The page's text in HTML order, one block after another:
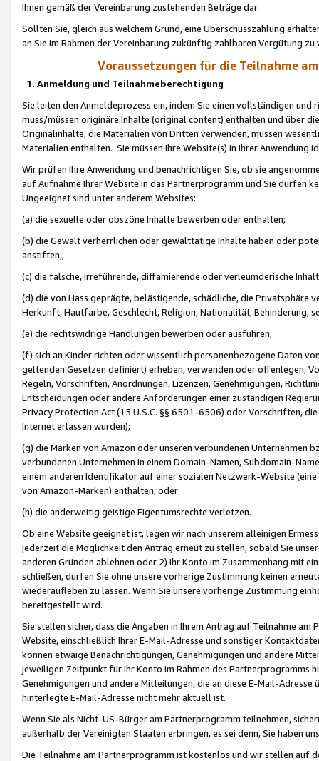
Ihnen gemäß der Vereinbarung zustehenden Beträge dar.
Sollten Sie, gleich aus welchem Grund, eine Überschusszahlung
an Sie im Rahmen der Vereinbarung zukünftig zahlbaren Vergütung zu
Voraussetzungen für die Teilnahme
1. Anmeldung und Teilnahmeberechtigung
Sie leiten den Anmeldeprozess ein, indem Sie einen vollständigen
muss/müssen originäre Inhalte (original content) enthalten und über
Originalinhalte, die Materialien von Dritten verwenden, müssen
Materialien enthalten. Sie müssen Ihre Website(s) in Ihrer Anwendung
Wir prüfen Ihre Anwendung und benachrichtigen Sie, ob sie
auf Aufnahme Ihrer Website in das Partnerprogramm und Sie dürfen
Ungeeignet sind unter anderem Websites:
(a) die sexuelle oder obszöne Inhalte bewerben oder enthalten;
(b) die Gewalt verherrlichen oder gewalttätige Inhalte haben oder
anstiften,;
(c) die falsche, irreführende, diffamierende oder verleumderische
(d) die von Hass geprägte, belästigende, schädliche, die Privatsphäre
Herkunft, Hautfarbe, Geschlecht, Religion, Nationalität, Behinderung,
(e) die rechtswidrige Handlungen bewerben oder ausführen;
(f) sich an Kinder richten oder wissentlich personenbezogene Daten
geltenden Gesetzen definiert) erheben, verwenden oder offenlegen,
Regeln, Vorschriften, Anordnungen, Lizenzen, Genehmigungen,
Entscheidungen oder andere Anforderungen einer zuständigen
Privacy Protection Act (15 U.S.C. §§ 6501-6506) oder Vorschriften,
Internet erlassen wurden);
(g) die Marken von Amazon oder unseren verbundenen Unternehmen
verbundenen Unternehmen in einem Domain-Namen, Subdomain-
einem anderen Identifikator auf einer sozialen Netzwerk-Website
von Amazon-Marken) enthalten; oder
(h) die anderweitig geistige Eigentumsrechte verletzen.
Ob eine Website geeignet ist, legen wir nach unserem alleinigen
jederzeit die Möglichkeit den Antrag erneut zu stellen, sobald Sie
anderen Gründen ablehnen oder 2) Ihr Konto im Zusammenhang mit
schließen, dürfen Sie ohne unsere vorherige Zustimmung keinen
wiederaufleben zu lassen. Wenn Sie unsere vorherige Zustimmung
bereitgestellt wird.
Sie stellen sicher, dass die Angaben in Ihrem Antrag auf Teilnahme
Website, einschließlich Ihrer E-Mail-Adresse und sonstiger
können etwaige Benachrichtigungen, Genehmigungen und andere
jeweiligen Zeitpunkt für Ihr Konto im Rahmen des Partnerprogramms
Genehmigungen und andere Mitteilungen, die an diese E-Mail-
hinterlegte E-Mail-Adresse nicht mehr aktuell ist.
Wenn Sie als Nicht-US-Bürger am Partnerprogramm teilnehmen,
außerhalb der Vereinigten Staaten erbringen, es sei denn, Sie haben
Die Teilnahme am Partnerprogramm ist kostenlos und wir stellen auf